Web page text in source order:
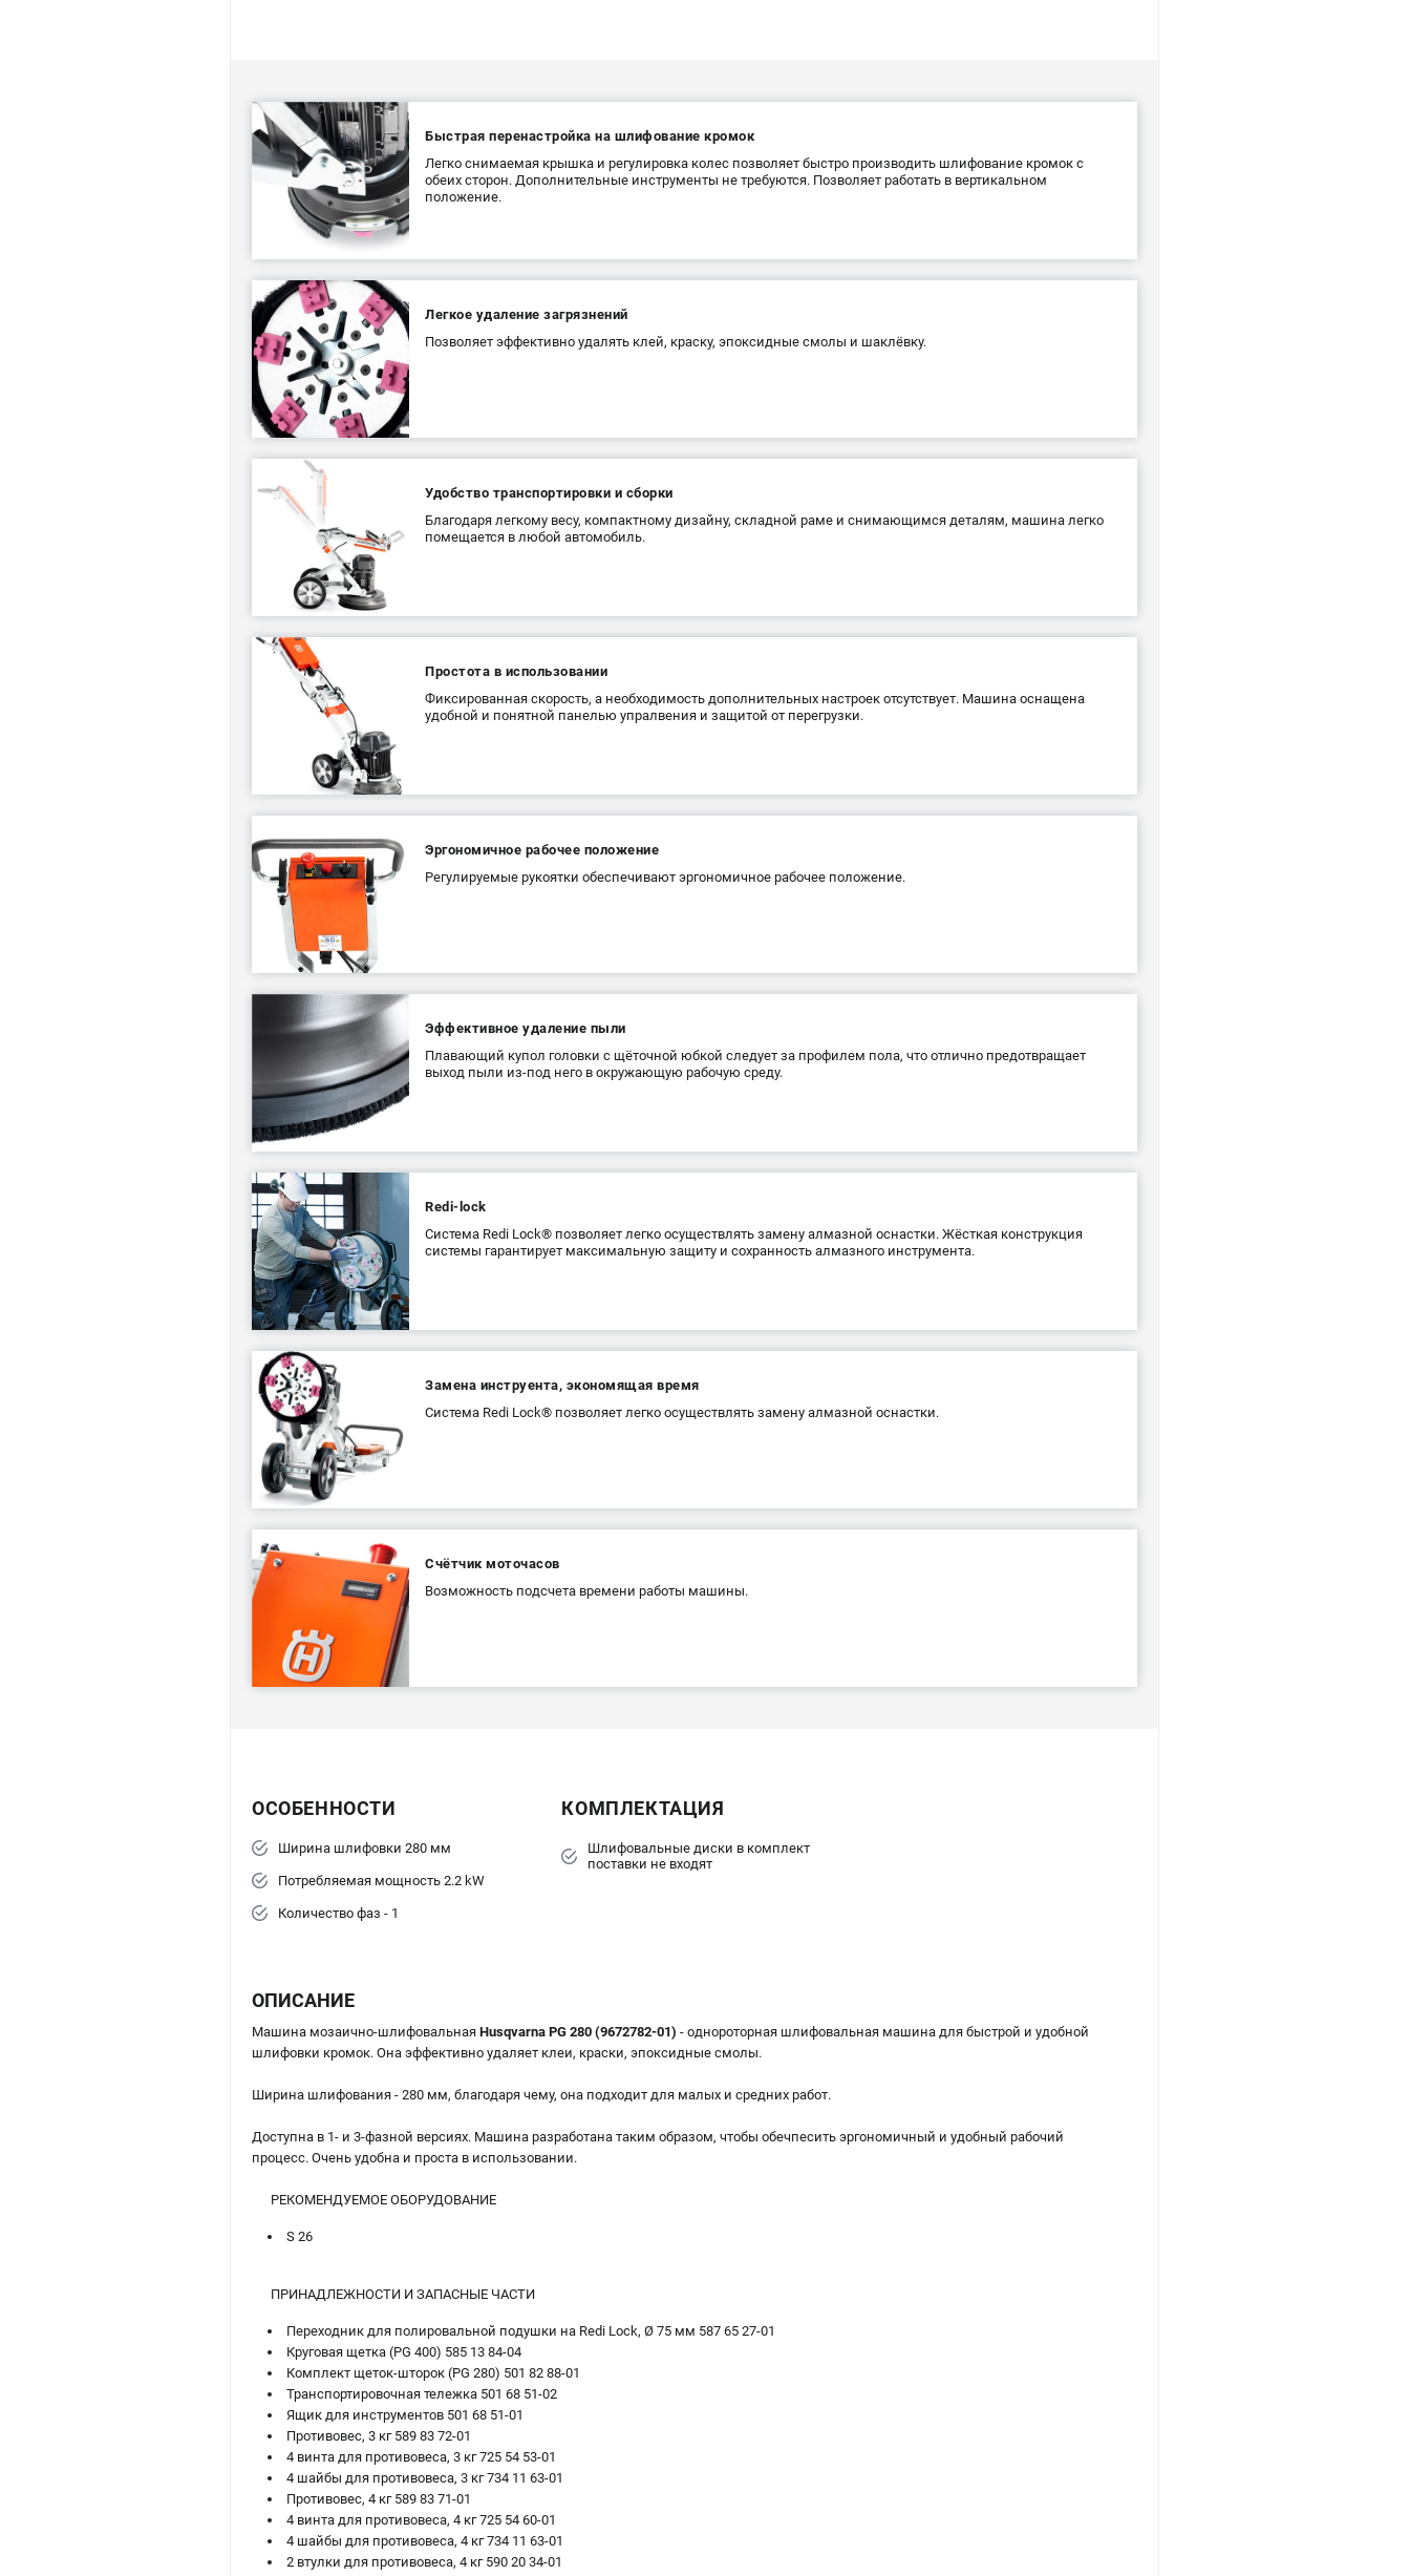
Быстрая перенастройка на шлифование кромок
Легко снимаемая крышка и регулировка колес позволяет быстро производить шлифование кромок с
обеих сторон. Дополнительные инструменты не требуются. Позволяет работать в вертикальном
положение.
Легкое удаление загрязнений
Позволяет эффективно удалять клей, краску, эпоксидные смолы и шаклёвку.
Удобство транспортировки и сборки
Благодаря легкому весу, компактному дизайну, складной раме и снимающимся деталям, машина легко
помещается в любой автомобиль.
Простота в использовании
Фиксированная скорость, а необходимость дополнительных настроек отсутствует. Машина оснащена
удобной и понятной панелью упралвения и защитой от перегрузки.
Эргономичное рабочее положение
Регулируемые рукоятки обеспечивают эргономичное рабочее положение.
Эффективное удаление пыли
Плавающий купол головки с щёточной юбкой следует за профилем пола, что отлично предотвращает
выход пыли из-под него в окружающую рабочую среду.
Redi-lock
Система Redi Lock® позволяет легко осуществлять замену алмазной оснастки. Жёсткая конструкция
системы гарантирует максимальную защиту и сохранность алмазного инструмента.
Замена инструента, экономящая время
Система Redi Lock® позволяет легко осуществлять замену алмазной оснастки.
Счётчик моточасов
Возможность подсчета времени работы машины.
ОСОБЕННОСТИ
Ширина шлифовки 280 мм
Потребляемая мощность 2.2 kW
Количество фаз - 1
КОМПЛЕКТАЦИЯ
Шлифовальные диски в комплект
поставки не входят
ОПИСАНИЕ
Машина мозаично-шлифовальная Husqvarna PG 280 (9672782-01) - однороторная шлифовальная машина для быстрой и удобной
шлифовки кромок. Она эффективно удаляет клеи, краски, эпоксидные смолы.
Ширина шлифования - 280 мм, благодаря чему, она подходит для малых и средних работ.
Доступна в 1- и 3-фазной версиях. Машина разработана таким образом, чтобы обечпесить эргономичный и удобный рабочий
процесс. Очень удобна и проста в использовании.
РЕКОМЕНДУЕМОЕ ОБОРУДОВАНИЕ
S 26
ПРИНАДЛЕЖНОСТИ И ЗАПАСНЫЕ ЧАСТИ
Переходник для полировальной подушки на Redi Lock, Ø 75 мм 587 65 27-01
Круговая щетка (PG 400) 585 13 84-04
Комплект щеток-шторок (PG 280) 501 82 88-01
Транспортировочная тележка 501 68 51-02
Ящик для инструментов 501 68 51-01
Противовес, 3 кг 589 83 72-01
4 винта для противовеса, 3 кг 725 54 53-01
4 шайбы для противовеса, 3 кг 734 11 63-01
Противовес, 4 кг 589 83 71-01
4 винта для противовеса, 4 кг 725 54 60-01
4 шайбы для противовеса, 4 кг 734 11 63-01
2 втулки для противовеса, 4 кг 590 20 34-01